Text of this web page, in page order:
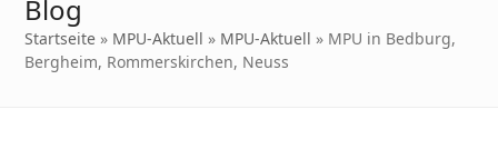
Blog
Startseite » MPU-Aktuell » MPU-Aktuell » MPU in Bedburg,
Bergheim, Rommerskirchen, Neuss